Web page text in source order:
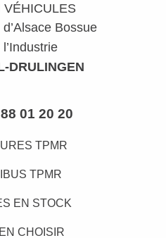
VÉHICULES
Bossue
DRULINGEN
01 20 20
TPMR
TPMR
EN STOCK
CHOISIR